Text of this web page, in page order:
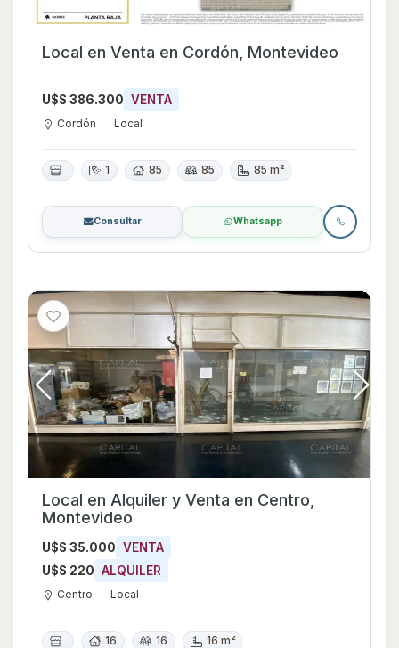
Local en Venta en Cordón, Montevideo
U$S 386.300 VENTA
Cordón Local
1 85 85 85 m²
Consultar Whatsapp
Local en Alquiler y Venta en Centro,
Montevideo
U$S 35.000 VENTA
U$S 220 ALQUILER
Centro Local
16 16 16 m²